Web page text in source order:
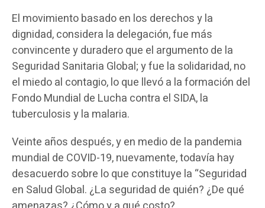
El movimiento basado en los derechos y la
dignidad, considera la delegación, fue más
convincente y duradero que el argumento de la
Seguridad Sanitaria Global; y fue la solidaridad, no
el miedo al contagio, lo que llevó a la formación del
Fondo Mundial de Lucha contra el SIDA, la
tuberculosis y la malaria.
Veinte años después, y en medio de la pandemia
mundial de COVID-19, nuevamente, todavía hay
desacuerdo sobre lo que constituye la “Seguridad
en Salud Global. ¿La seguridad de quién? ¿De qué